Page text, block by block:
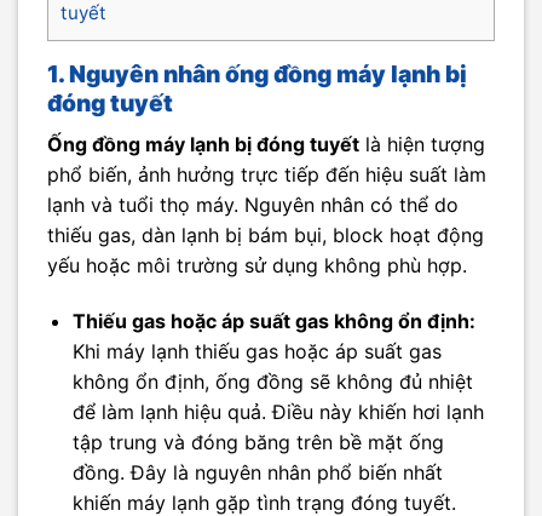
tuyết
1. Nguyên nhân ống đồng máy lạnh bị
đóng tuyết
Ống đồng máy lạnh bị đóng tuyết là hiện tượng
phổ biến, ảnh hưởng trực tiếp đến hiệu suất làm
lạnh và tuổi thọ máy. Nguyên nhân có thể do
thiếu gas, dàn lạnh bị bám bụi, block hoạt động
yếu hoặc môi trường sử dụng không phù hợp.
Thiếu gas hoặc áp suất gas không ổn định:
Khi máy lạnh thiếu gas hoặc áp suất gas
không ổn định, ống đồng sẽ không đủ nhiệt
để làm lạnh hiệu quả. Điều này khiến hơi lạnh
tập trung và đóng băng trên bề mặt ống
đồng. Đây là nguyên nhân phổ biến nhất
khiến máy lạnh gặp tình trạng đóng tuyết.